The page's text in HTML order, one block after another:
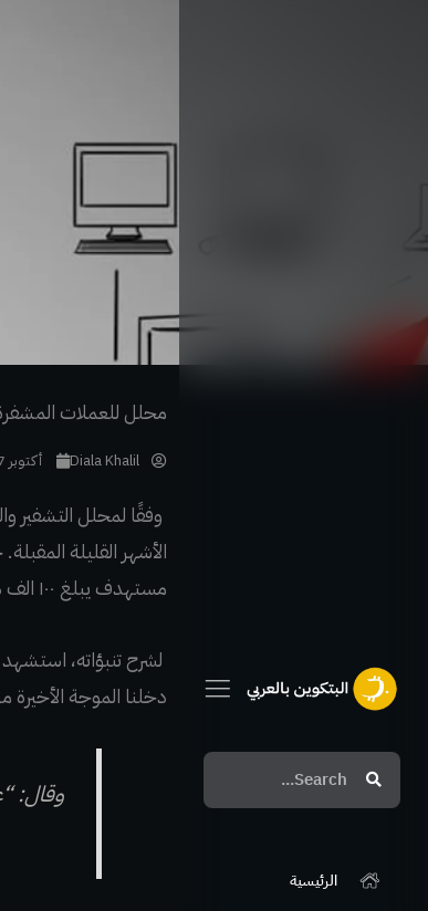
Search
الرئيسية
محلل للعملات
Diala Khalil أكتوبر 17, 2021
الأشهر القليلة
مستهدف يبلغ ١٠٠ الف دولار.
لشرح تنبؤاته،
دخلنا الموجة الأخيرة من الاتجاه الصعودي
وقال: